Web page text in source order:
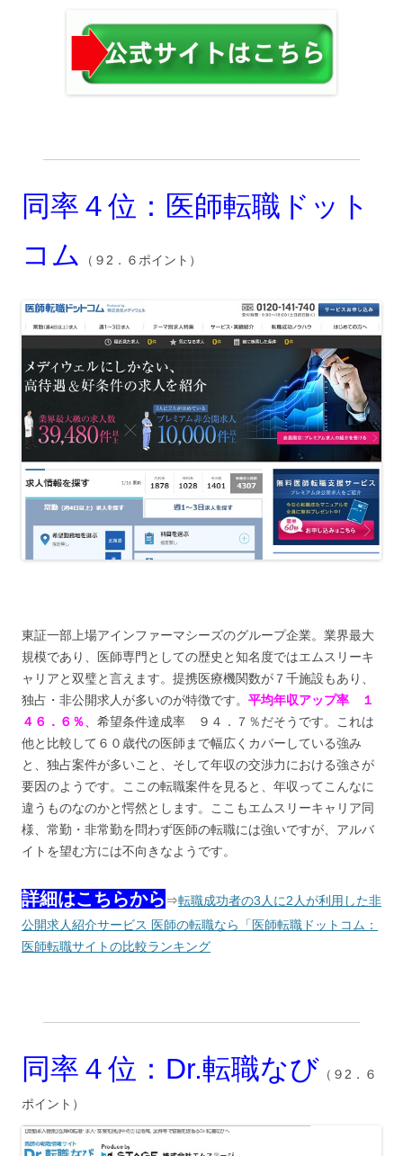
同率４位：医師転職ドット
コム
（９2．６ポイント）
東証一部上場アインファーマシーズのグループ企業。業界最大
規模であり、医師専門としての歴史と知名度ではエムスリーキ
ャリアと双璧と言えます。提携医療機関数が７千施設もあり、
独占・非公開求人が多いのが特徴です。 平均年収アップ率 １
４６．６％ 、希望条件達成率 ９４．７％だそうです。これは
他と比較して６０歳代の医師まで幅広くカバーしている強み
と、独占案件が多いこと、そして年収の交渉力における強さが
要因のようです。ここの転職案件を見ると、年収ってこんなに
違うものなのかと愕然とします。ここもエムスリーキャリア同
様、常勤・非常勤を問わず医師の転職には強いですが、アルバ
イトを望む方には不向きなようです。
詳細はこちらから ⇒転職成功者の3人に2人が利用した非
公開求人紹介サービス 医師の転職なら「医師転職ドットコム：
医師転職サイトの比較ランキング
同率４位：Dr.転職なび （９2．６
ポイント）